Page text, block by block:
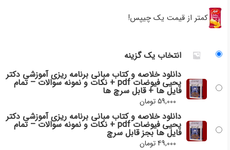
کمتر از قیمت یک چیپس!
انتخاب یک گزینه
دانلود خلاصه و کتاب مبانی برنامه ریزی آموزشی دکتر
یحیی فیوضات pdf + نکات و نمونه سوالات – تمام
فایل ها + قابل سرچ ها
59,000تومان
دانلود خلاصه و کتاب مبانی برنامه ریزی آموزشی دکتر
یحیی فیوضات pdf + نکات و نمونه سوالات – تمام
فایل ها بجز قابل سرچ
49,000تومان